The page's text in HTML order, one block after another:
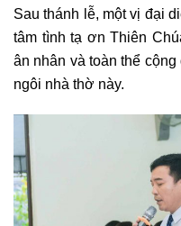
Sau thánh lễ, một vị đại
tâm tình tạ ơn Thiên
ân nhân và toàn thể
ngôi nhà thờ này.